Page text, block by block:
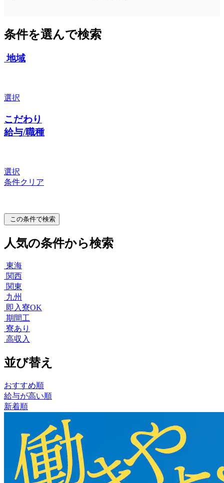
条件を選んで検索
地域
選択
こだわり
給与/職種
選択
条件クリア
この条件で検索
人気の条件から検索
東海
関西
関東
九州
即入寮OK
期間工
寮あり
高収入
並び替え
おすすめ順
給与が高い順
新着順